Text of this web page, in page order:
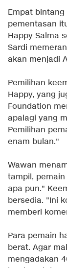
Empat
pementasan
Happy Salma
Sardi
akan menjadi
Pemilihan
Happy, yang
Foundation
apalagi yang
Pemilihan
enam bulan."
Wawan
tampil,
apa pun."
bersedia. "Ini
memberi
Para pemain
berat. Agar
mengadakan